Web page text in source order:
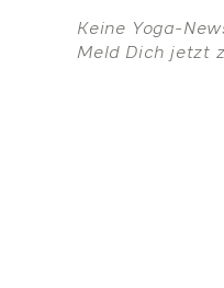
Keine Yoga-
Meld Dich jetzt